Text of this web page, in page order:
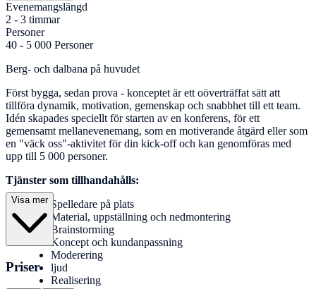
Evenemangslängd
2 - 3 timmar
Personer
40 - 5 000 Personer
Berg- och dalbana på huvudet
Först bygga, sedan prova - konceptet är ett oöverträffat sätt att
tillföra dynamik, motivation, gemenskap och snabbhet till ett team.
Idén skapades speciellt för starten av en konferens, för ett
gemensamt mellanevenemang, som en motiverande åtgärd eller som
en "väck oss"-aktivitet för din kick-off och kan genomföras med
upp till 5 000 personer.
Tjänster som tillhandahålls:
Spelledare på plats
Material, uppställning och nedmontering
Brainstorming
Koncept och kundanpassning
Moderering
ljud
Realisering
Visa mer
Priser